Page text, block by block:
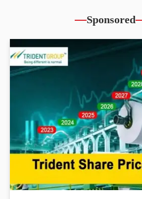
Sponsored